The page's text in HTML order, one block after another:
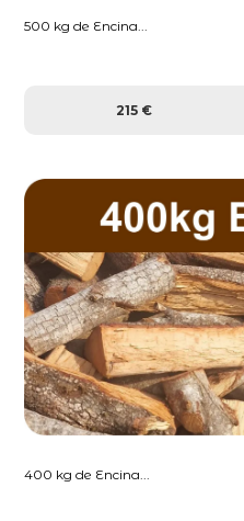
500 kg de Encina...
215 €
400 kg de Encina...